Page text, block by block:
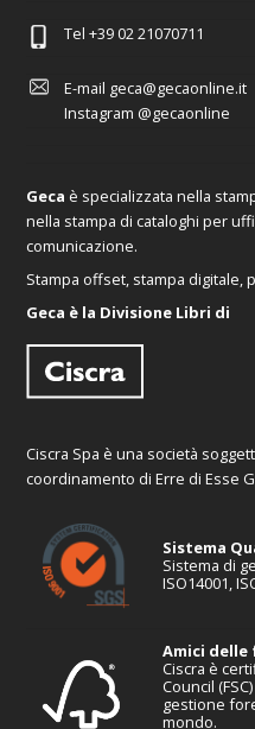
Tel +39 02 21070711
E-mail geca@gecaonline.it
Instagram @gecaonline
Geca è specializzata nella
nella stampa di cataloghi per
comunicazione.
Stampa offset, stampa digitale,
Geca è la Divisione Libri di
Ciscra Spa è una società
coordinamento di Erre di Esse
Sistema
Sistema di
ISO14001,
Amici
Ciscra è
Council
gestione
mondo.